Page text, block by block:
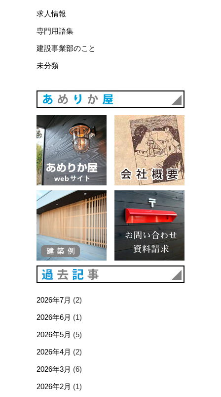
求人情報
専門用語集
建設事業部のこと
未分類
あめりか屋WEBサイト
2026年7月 (2)
2026年6月 (1)
2026年5月 (5)
2026年4月 (2)
2026年3月 (6)
2026年2月 (1)